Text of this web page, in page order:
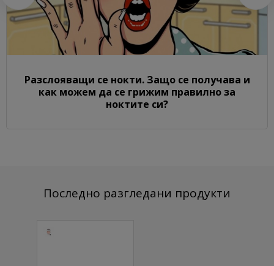
Разслояващи се нокти. Защо се получава и
как можем да се грижим правилно за
ноктите си?
Последно разгледани продукти